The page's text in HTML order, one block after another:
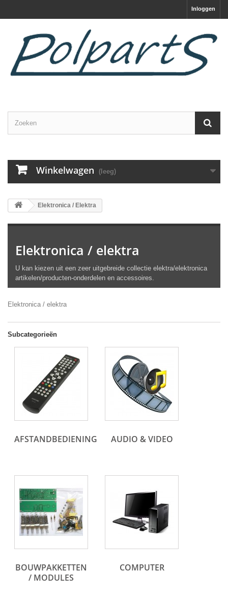
Inloggen
Winkelwagen (leeg)
Elektronica / Elektra
Elektronica / elektra
U kan kiezen uit een zeer uitgebreide collectie elektra/elektronica
artikelen/producten-onderdelen en accessoires.
Elektronica / elektra
Subcategorieën
AFSTANDBEDIENING AUDIO & VIDEO
BOUWPAKKETTEN
/ MODULES
COMPUTER